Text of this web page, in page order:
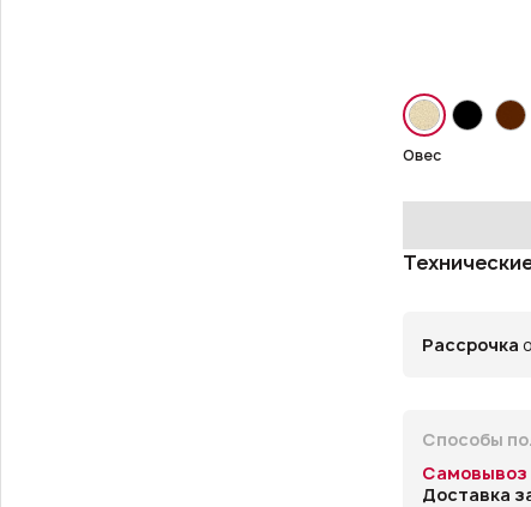
Овес
Рассрочка
Способы
Самовывоз
Доставка